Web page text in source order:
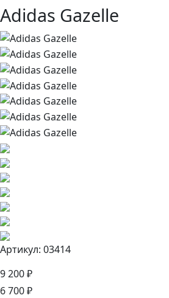
Adidas Gazelle
Артикул: 03414
9 200 ₽
6 700 ₽